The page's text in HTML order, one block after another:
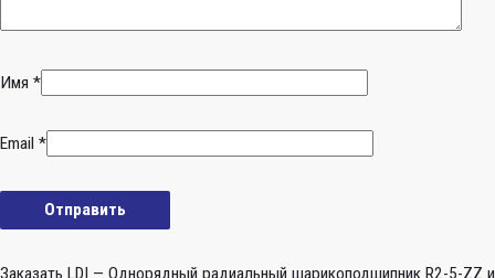
Имя *
Email *